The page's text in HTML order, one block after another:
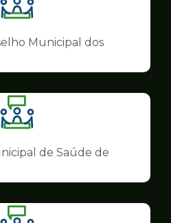
Ilustração
da
pagina
Conselhos
Municipal dos
Ilustração
da
pagina
Conselhos
de Saúde de